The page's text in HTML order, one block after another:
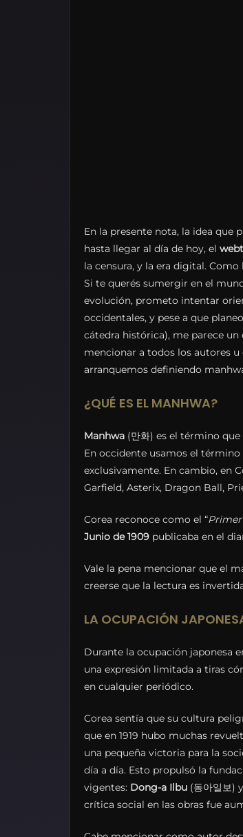
En la presente nota, la idea que
hasta llegar al día de hoy, el
la censura, y la era digital.
Si te querés sumergir en el
evolución, prometo intentar
occidentales, y pese a que
cátedra histórica), me parece
mencionar a todos los autores u
arranquemos definiendo
¿QUÉ ES EL MANHWA?
Manhwa (만화) es el término
En occidente usamos el término
exclusivamente. En cambio, en
Garfield, Asterix, Dragon Ball,
Corea reconoce como el “
Junio de 1909 publicaba en el
Vale la pena mencionar que el
creerse que la lectura es
LA OCUPACIÓN
Durante la ocupación japonesa
una expresión limitada a tiras
en cualquier periódico.
Corea sentía que su cultura
que en 1919 hubo muchas
una pequeña victoria para la
día a día. Esto propulsó la
vigentes: Dong-a Ilbu (동아일보) y
crítica social en las obras fue